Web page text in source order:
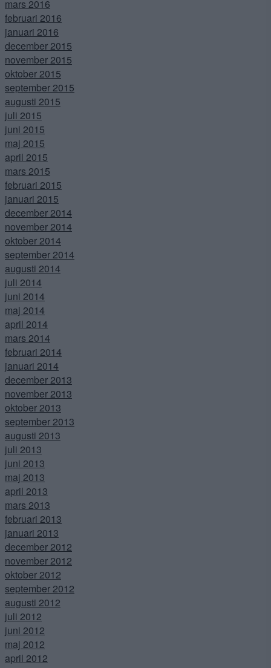
mars 2016
februari 2016
januari 2016
december 2015
november 2015
oktober 2015
september 2015
augusti 2015
juli 2015
juni 2015
maj 2015
april 2015
mars 2015
februari 2015
januari 2015
december 2014
november 2014
oktober 2014
september 2014
augusti 2014
juli 2014
juni 2014
maj 2014
april 2014
mars 2014
februari 2014
januari 2014
december 2013
november 2013
oktober 2013
september 2013
augusti 2013
juli 2013
juni 2013
maj 2013
april 2013
mars 2013
februari 2013
januari 2013
december 2012
november 2012
oktober 2012
september 2012
augusti 2012
juli 2012
juni 2012
maj 2012
april 2012